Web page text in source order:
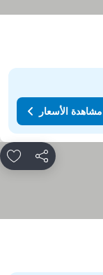
مشاهدة الأسعار
مشاركة